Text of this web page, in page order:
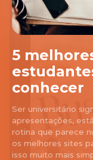
5
conhecer
Ser universitário
apresentações,
rotina que parece
os melhores sites
isso muito mais